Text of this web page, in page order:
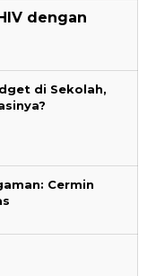
dengan
di Sekolah,
Cermin